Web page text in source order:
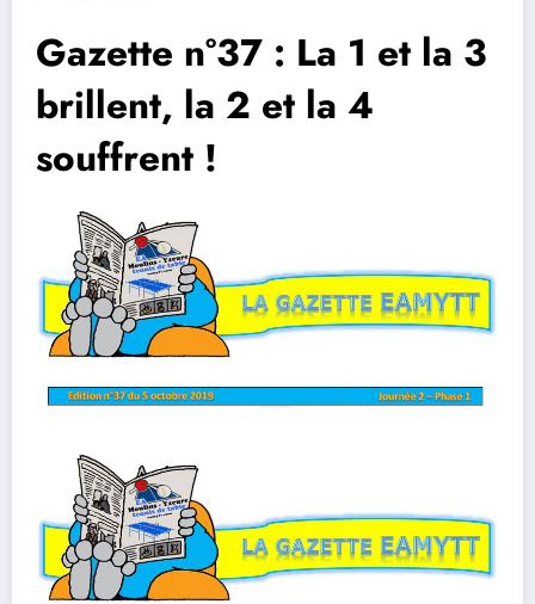
Gazette n°37 : La 1 et la 3
brillent, la 2 et la 4
souffrent !